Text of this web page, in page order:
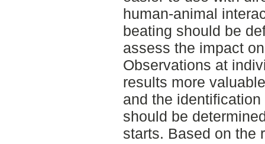
human-animal
beating should be
assess the impact
Observations at
results more
and the
should be
starts. Based on the